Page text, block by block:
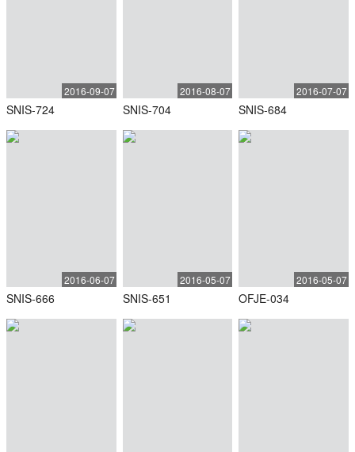
2016-09-07
SNIS-724
2016-08-07
SNIS-704
2016-07-07
SNIS-684
2016-06-07
SNIS-666
2016-05-07
SNIS-651
2016-05-07
OFJE-034